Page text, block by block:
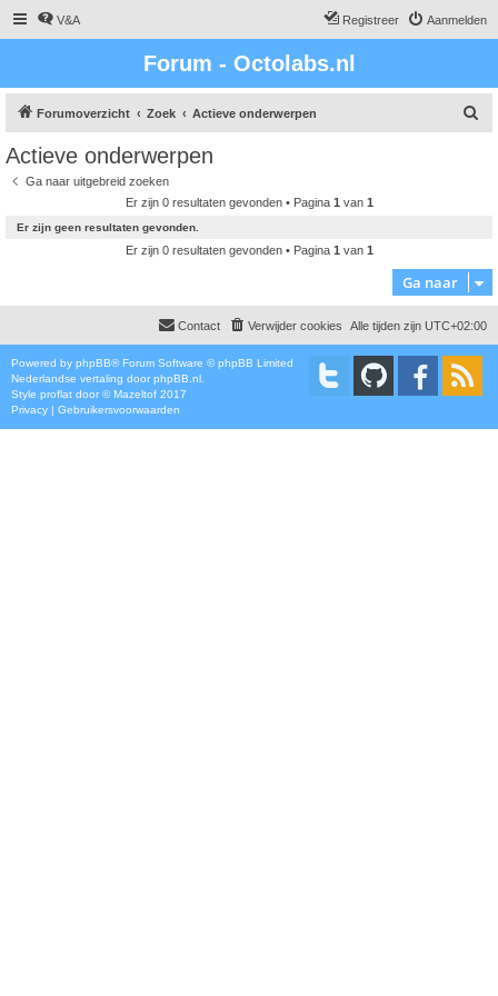
V&A Aanmelden
Registreer
Forum - Octolabs.nl
Forumoverzicht Zoek Actieve onderwerpen
Actieve onderwerpen
Ga naar uitgebreid zoeken
Er zijn 0 resultaten gevonden • Pagina 1 van 1
Er zijn geen resultaten gevonden.
Er zijn 0 resultaten gevonden • Pagina 1 van 1
Ga naar
Alle tijden zijn UTC+02:00
Verwijder cookies
Contact
Powered by phpBB® Forum Software © phpBB Limited
Nederlandse vertaling door phpBB.nl
Style proflat door ©Mazeltof 2017
Privacy | Gebruikersvoorwaarden